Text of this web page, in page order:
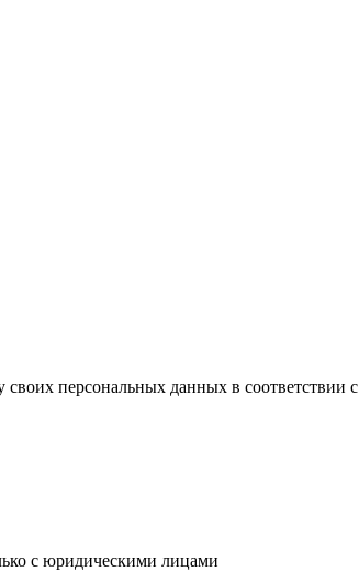
своих персональных данных в соответствии с
с юридическими лицами